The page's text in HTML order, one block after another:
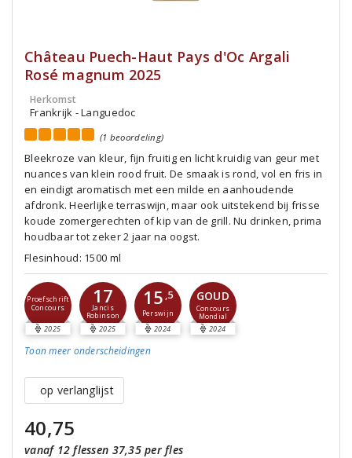
Château Puech-Haut Pays d'Oc Argali
Rosé magnum 2025
Herkomst
Frankrijk - Languedoc
(1 beoordeling)
Bleekroze van kleur, fijn fruitig en licht kruidig van geur met
nuances van klein rood fruit. De smaak is rond, vol en fris in
en eindigt aromatisch met een milde en aanhoudende
afdronk. Heerlijke terraswijn, maar ook uitstekend bij frisse
koude zomergerechten of kip van de grill. Nu drinken, prima
houdbaar tot zeker 2 jaar na oogst.
Flesinhoud: 1500 ml
Proefschrift
Concours
2025
17
Jancis
Robinson
2025
15 ,5
Perswijn
2024
GOUD
Concours
Mondial
2024
Toon meer onderscheidingen
op verlanglijst
40,75
vanaf 12 flessen 37,35 per fles